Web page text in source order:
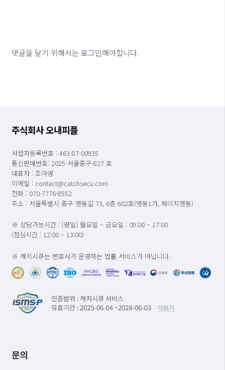
댓글을 달기 위해서는 로그인해야합니다.
주식회사 오내피플
사업자등록번호 : 463-87-00935
통신판매번호: 2025-서울중구-827 호
대표자 : 조아영
이메일 : contact@catchsecu.com
전화 : 070-7776-8552
주소 : 서울특별시 중구 명동길 73, 6층 602호(명동1가, 페이지명동)
※ 상담가능시간 : [평일] 월요일 ~ 금요일 : 09:00 ~ 17:00
(점심시간 : 12:00 ~ 13:00)
※ 캐치시큐는 변호사가 운영하는 법률 서비스가 아닙니다.
문의